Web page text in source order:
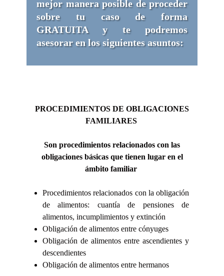
mejor manera posible de proceder
sobre tu caso de forma
GRATUITA yte podremos
asesorar en los siguientes asuntos:
PROCEDIMIENTOS DE OBLIGACIONES
FAMILIARES
Son procedimientos relacionados con las
obligaciones básicas que tienen lugar en el
ámbito familiar
Procedimientos relacionados con la obligación
de alimentos: cuantía de pensiones de
alimentos, incumplimientos y extinción
Obligación de alimentos entre cónyuges
Obligación de alimentos entre ascendientes y
descendientes
Obligación de alimentos entre hermanos